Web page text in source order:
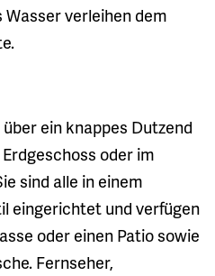
verleihen dem
ein knappes Dutzend
oder im
sind alle in einem
eingerichtet und verfügen
oder einen Patio sowie
Fernseher,